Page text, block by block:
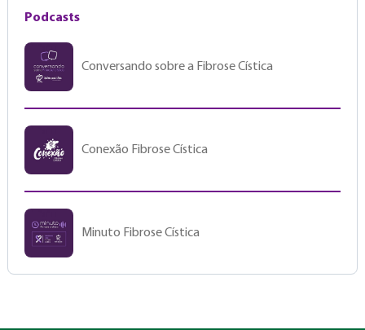
Podcasts
Conversando sobre a Fibrose Cística
Conexão Fibrose Cística
Minuto Fibrose Cística